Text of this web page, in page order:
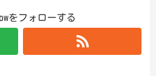
をフォローする